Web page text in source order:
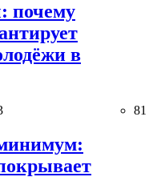
почему
в
81